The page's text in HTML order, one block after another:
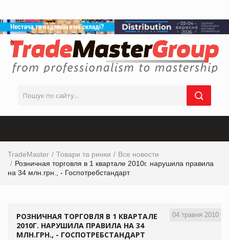
TradeMaster Товари та ринки
Все новости
Розничная торговля в 1 квартале 2010г. нарушила правила
на 34 млн.грн., - Госпотребстандарт
04 травня 2010
РОЗНИЧНАЯ ТОРГОВЛЯ В 1 КВАРТАЛЕ
2010Г. НАРУШИЛА ПРАВИЛА НА 34
МЛН.ГРН., - ГОСПОТРЕБСТАНДАРТ